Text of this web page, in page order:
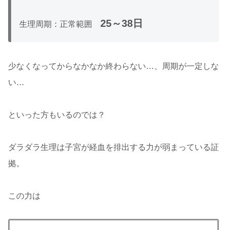
生理周期：正常範囲 25～38日
少なくなってからなかなか終わらない…、周期が一定しな
い…
といった方もいるのでは？
ダラダラ生理は子宮が経血を排出する力が弱まっている証
拠。
この力は